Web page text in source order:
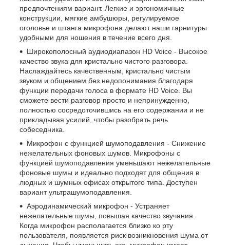
предпочтениям вариант. Легкие и эргономичные
конструкции, мягкие амбушюры, регулируемое
оголовье и штанга микрофона делают наши гарнитуры
удобными для ношения в течение всего дня.
Широкополосный аудиодиапазон HD Voice - Высокое
качество звука для кристально чистого разговора.
Наслаждайтесь качественным, кристально чистым
звуком и общением без недопонимания благодаря
функции передачи голоса в формате HD Voice. Вы
сможете вести разговор просто и непринужденно,
полностью сосредоточившись на его содержании и не
прикладывая усилий, чтобы разобрать речь
собеседника.
Микрофон с функцией шумоподавления - Снижение
нежелательных фоновых шумов. Микрофоны с
функцией шумоподавления уменьшают нежелательные
фоновые шумы и идеально подходят для общения в
людных и шумных офисах открытого типа. Доступен
вариант ультрашумоподавления.
Аэродинамический микрофон - Устраняет
нежелательные шумы, повышая качество звучания.
Когда микрофон располагается близко ко рту
пользователя, появляется риск возникновения шума от